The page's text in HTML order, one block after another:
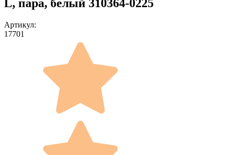
L, пара, белый 310364-0225
Артикул:
17701